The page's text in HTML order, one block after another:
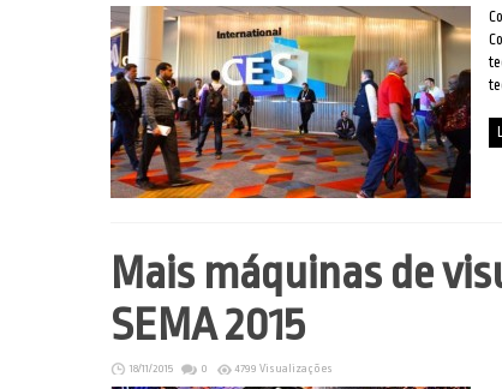
Mais máquinas de
SEMA 2015
18/11/2015 0 4799 Visualizações